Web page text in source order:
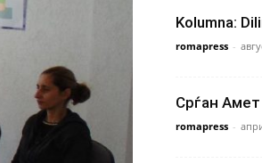
Kolumna:
romapress -
Срѓан
romapress -